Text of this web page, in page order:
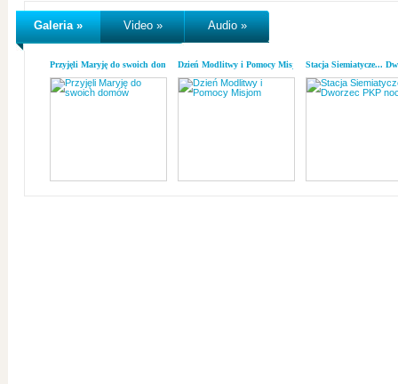
Galeria » Video » Audio »
Przyjęli Maryję do swoich domówDzień Modlitwy i Pomocy MisjomStacja Siemiatycze...